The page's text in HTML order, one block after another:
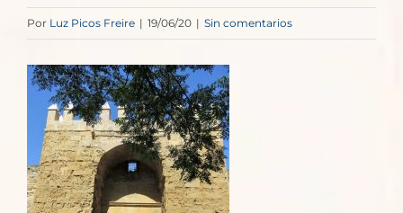
Por Luz Picos Freire | 19/06/20 | Sin comentarios